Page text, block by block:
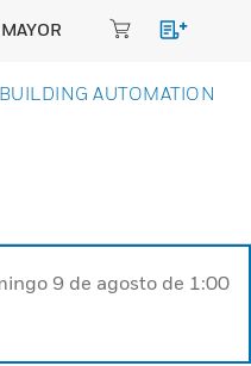
BUILDING AUTOMATION
9 de agosto de 1:00